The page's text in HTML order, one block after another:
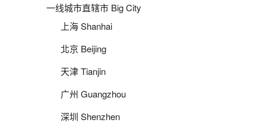
一线城市直辖市 Big City
上海 Shanhai
北京 Beijing
天津 Tianjin
广州 Guangzhou
深圳 Shenzhen